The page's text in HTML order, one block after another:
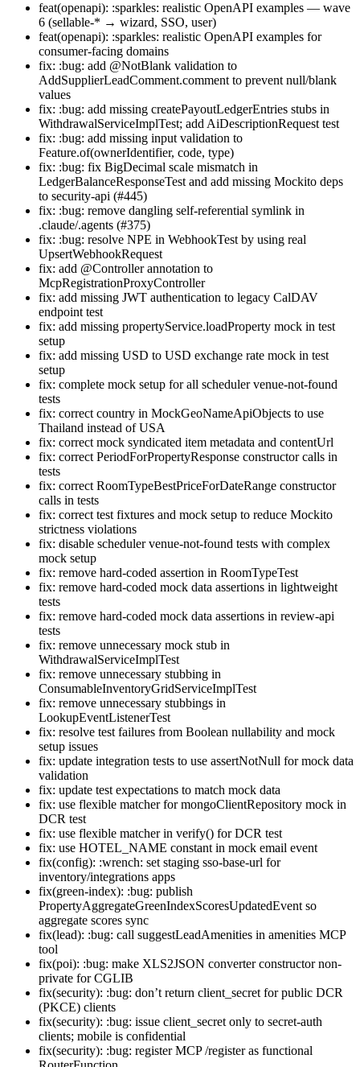
feat(openapi): :sparkles: realistic OpenAPI examples — wave
6 (sellable-* → wizard, SSO, user)
feat(openapi): :sparkles: realistic OpenAPI examples for
consumer-facing domains
fix: :bug: add @NotBlank validation to
AddSupplierLeadComment.comment to prevent null/blank
values
fix: :bug: add missing createPayoutLedgerEntries stubs in
WithdrawalServiceImplTest; add AiDescriptionRequest test
fix: :bug: add missing input validation to
Feature.of(ownerIdentifier, code, type)
fix: :bug: fix BigDecimal scale mismatch in
LedgerBalanceResponseTest and add missing Mockito deps
to security-api (#445)
fix: :bug: remove dangling self-referential symlink in
.claude/.agents (#375)
fix: :bug: resolve NPE in WebhookTest by using real
UpsertWebhookRequest
fix: add @Controller annotation to
McpRegistrationProxyController
fix: add missing JWT authentication to legacy CalDAV
endpoint test
fix: add missing propertyService.loadProperty mock in test
setup
fix: add missing USD to USD exchange rate mock in test
setup
fix: complete mock setup for all scheduler venue-not-found
tests
fix: correct country in MockGeoNameApiObjects to use
Thailand instead of USA
fix: correct mock syndicated item metadata and contentUrl
fix: correct PeriodForPropertyResponse constructor calls in
tests
fix: correct RoomTypeBestPriceForDateRange constructor
calls in tests
fix: correct test fixtures and mock setup to reduce Mockito
strictness violations
fix: disable scheduler venue-not-found tests with complex
mock setup
fix: remove hard-coded assertion in RoomTypeTest
fix: remove hard-coded mock data assertions in lightweight
tests
fix: remove hard-coded mock data assertions in review-api
tests
fix: remove unnecessary mock stub in
WithdrawalServiceImplTest
fix: remove unnecessary stubbing in
ConsumableInventoryGridServiceImplTest
fix: remove unnecessary stubbings in
LookupEventListenerTest
fix: resolve test failures from Boolean nullability and mock
setup issues
fix: update integration tests to use assertNotNull for mock data
validation
fix: update test expectations to match mock data
fix: use flexible matcher for mongoClientRepository mock in
DCR test
fix: use flexible matcher in verify() for DCR test
fix: use HOTEL_NAME constant in mock email event
fix(config): :wrench: set staging sso-base-url for
inventory/integrations apps
fix(green-index): :bug: publish
PropertyAggregateGreenIndexScoresUpdatedEvent so
aggregate scores sync
fix(lead): :bug: call suggestLeadAmenities in amenities MCP
tool
fix(poi): :bug: make XLS2JSON converter constructor non-
private for CGLIB
fix(security): :bug: don’t return client_secret for public DCR
(PKCE) clients
fix(security): :bug: issue client_secret only to secret-auth
clients; mobile is confidential
fix(security): :bug: register MCP /register as functional